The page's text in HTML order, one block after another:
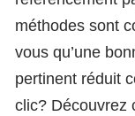
méthodes sont
vous qu’une
pertinent réduit
clic? Découvrez